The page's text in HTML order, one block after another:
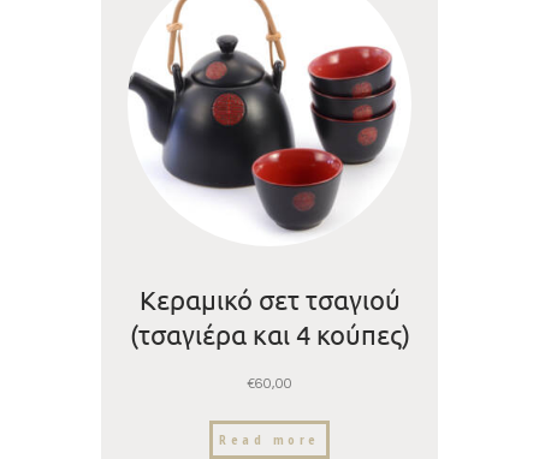
Κεραμικό σετ τσαγιού
(τσαγιέρα και 4 κούπες)
€60,00
Read more